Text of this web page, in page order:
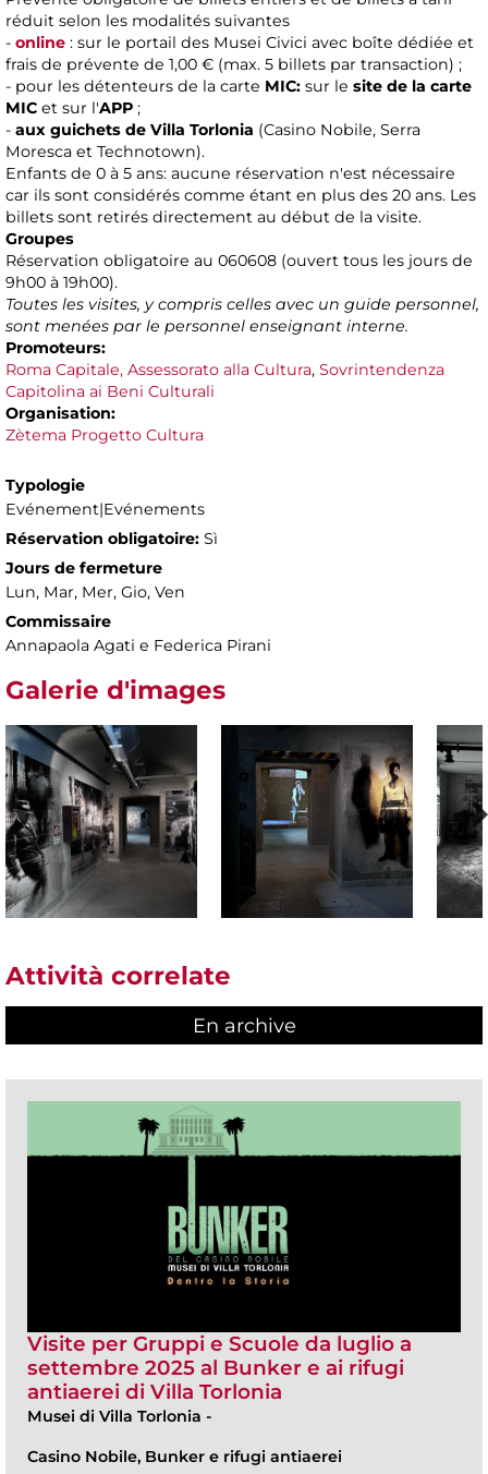
réduit selon les modalités suivantes
- online : sur le portail des Musei Civici avec boîte dédiée et
frais de prévente de 1,00 € (max. 5 billets par transaction) ;
- pour les détenteurs de la carte MIC: sur le site de la carte
MIC et sur l'APP ;
- aux guichets de Villa Torlonia (Casino Nobile, Serra
Moresca et Technotown).
Enfants de 0 à 5 ans: aucune réservation n'est nécessaire
car ils sont considérés comme étant en plus des 20 ans. Les
billets sont retirés directement au début de la visite.
Groupes
Réservation obligatoire au 060608 (ouvert tous les jours de
9h00 à 19h00).
Toutes les visites, y compris celles avec un guide personnel,
sont menées par le personnel enseignant interne.
Promoteurs:
Roma Capitale, Assessorato alla Cultura, Sovrintendenza
Capitolina ai Beni Culturali
Organisation:
Zètema Progetto Cultura
Typologie
Evénement|Evénements
Réservation obligatoire: Sì
Jours de fermeture
Lun, Mar, Mer, Gio, Ven
Commissaire
Annapaola Agati e Federica Pirani
Galerie d'images
Attività correlate
En archive
Visite per Gruppi e Scuole da luglio a
settembre 2025 al Bunker e ai rifugi
antiaerei di Villa Torlonia
Musei di Villa Torlonia -
Casino Nobile, Bunker e rifugi antiaerei